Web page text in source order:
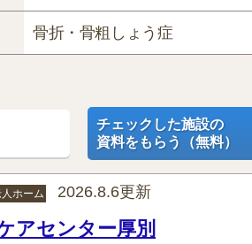
骨折・骨粗しょう症
チェックした施設の
資料をもらう（無料）
ホーム 2026.8.6更新
アセンター厚別